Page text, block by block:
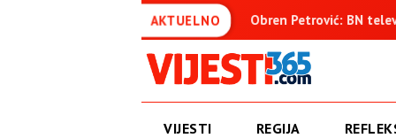
AKTUELNO
Obren Petrović: BN televizija ne informiše
VIJESTI REGIJA